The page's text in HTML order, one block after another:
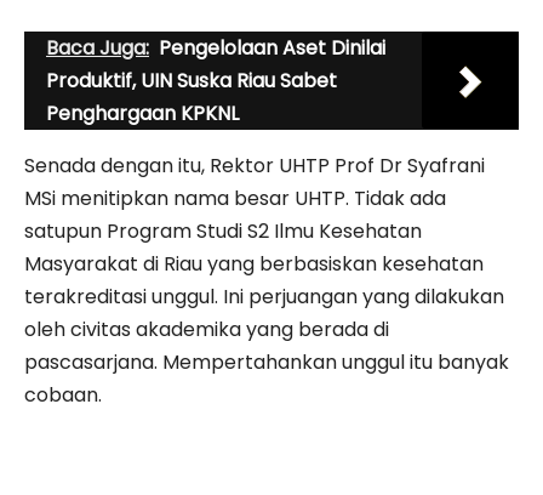
Baca Juga: Pengelolaan Aset Dinilai
Produktif, UIN Suska Riau Sabet
Penghargaan KPKNL
Senada dengan itu, Rektor UHTP Prof Dr Syafrani
MSi menitipkan nama besar UHTP. Tidak ada
satupun Program Studi S2 Ilmu Kesehatan
Masyarakat di Riau yang berbasiskan kesehatan
terakreditasi unggul. Ini perjuangan yang dilakukan
oleh civitas akademika yang berada di
pascasarjana. Mempertahankan unggul itu banyak
cobaan.